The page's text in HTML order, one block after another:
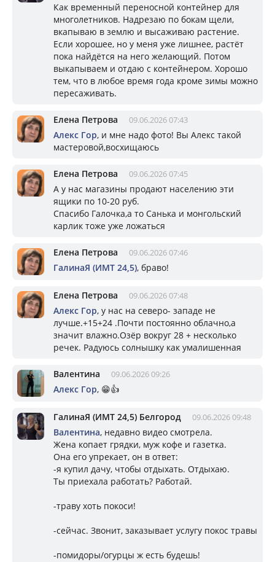
Как временный переносной контейнер для
многолетников. Надрезаю по бокам щели,
вкапываю в землю и высаживаю растение.
Если хорошее, но у меня уже лишнее, растёт
пока найдётся на него желающий. Потом
выкапываем и отдаю с контейнером. Хорошо
тем, что в любое время года кроме зимы можно
пересаживать.
Елена Петрова 09.06.2026 07:43
Алекс Гор, и мне надо фото! Вы Алекс такой
мастеровой,восхищаюсь
Елена Петрова 09.06.2026 07:45
А у нас магазины продают населению эти
ящики по 10-20 руб.
Спасибо Галочка,а то Санька и монгольский
карлик тоже уже ложаться
Елена Петрова 09.06.2026 07:46
ГалинаЯ (ИМТ 24,5), браво!
Елена Петрова 09.06.2026 07:48
Алекс Гор, у нас на северо- западе не
лучше.+15+24 .Почти постоянно облачно,а
значит влажно.Озёр вокруг 28 + несколько
речек. Радуюсь солнышку как умалишенная
Валентина 09.06.2026 09:26
Алекс Гор, 😁👍
ГалинаЯ (ИМТ 24,5) Белгород 09.06.2026 09:48
Валентина, недавно видео смотрела.
Жена копает грядки, муж кофе и газетка.
Она его упрекает, он в ответ:
-я купил дачу, чтобы отдыхать. Отдыхаю.
Ты приехала работать? Работай.
-траву хоть покоси!
-сейчас. Звонит, заказывает услугу покос травы
-помидоры/огурцы ж есть будешь!